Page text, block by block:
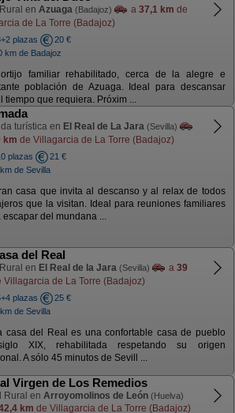
en Azuaga (Badajoz) a 37,1 km de
de La Torre (Badajoz)
plazas
20 €
km de Badajoz
familiar rehabilitado, cerca de la alegre e
población de Azuaga. Ideal para descansar
tiempo que requiera. Próxim ...
turística en El Real de La Jara (Sevilla)
km de Villagarcia de La Torre (Badajoz)
plazas
21 €
de Sevilla
casa que invita al descanso y al relax de todos
que la visitan. Ideal para reuniones familiares
escapar del mundana ...
del Real
en El Real de la Jara (Sevilla) a 39
Villagarcia de La Torre (Badajoz)
plazas
25 €
de Sevilla
casa del Real es una confortable casa de pueblo
XIX, rehabilitada respetando su origen
A sólo 45 minutos de Sevill ...
Virgen de Los Remedios
Rural en Arroyomolinos de León (Huelva)
km de Villagarcia de La Torre (Badajoz)